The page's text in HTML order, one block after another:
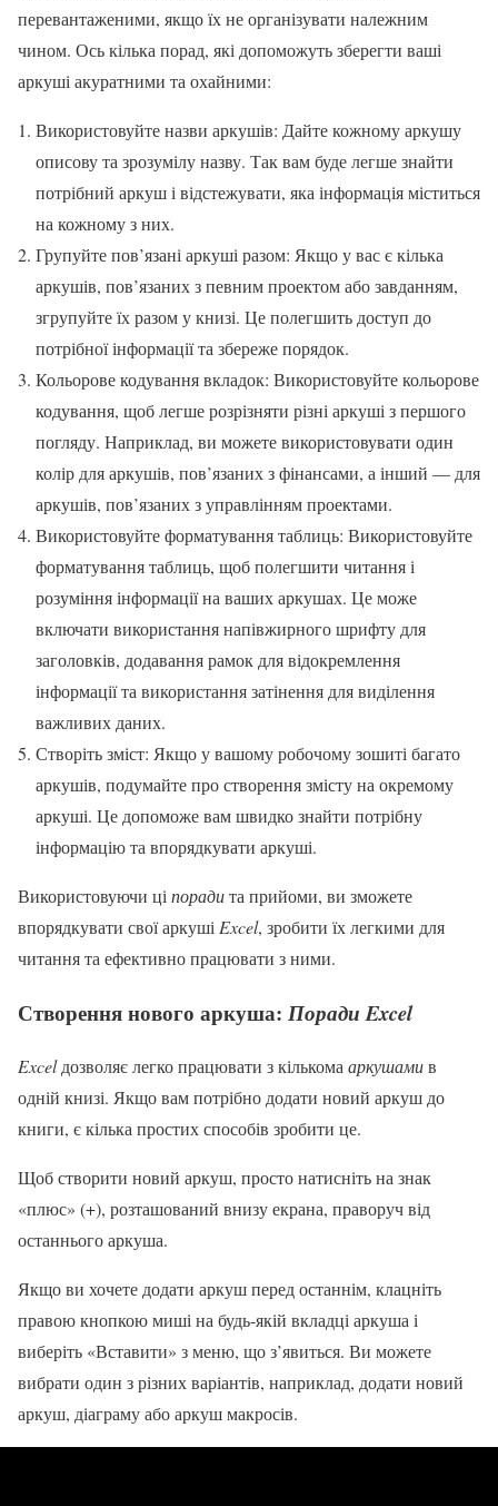
перевантаженими, якщо їх не організувати належним
чином. Ось кілька порад, які допоможуть зберегти ваші
аркуші акуратними та охайними:
Використовуйте назви аркушів: Дайте кожному аркушу
описову та зрозумілу назву. Так вам буде легше знайти
потрібний аркуш і відстежувати, яка інформація міститься
на кожному з них.
Групуйте пов’язані аркуші разом: Якщо у вас є кілька
аркушів, пов’язаних з певним проектом або завданням,
згрупуйте їх разом у книзі. Це полегшить доступ до
потрібної інформації та збереже порядок.
Кольорове кодування вкладок: Використовуйте кольорове
кодування, щоб легше розрізняти різні аркуші з першого
погляду. Наприклад, ви можете використовувати один
колір для аркушів, пов’язаних з фінансами, а інший — для
аркушів, пов’язаних з управлінням проектами.
Використовуйте форматування таблиць: Використовуйте
форматування таблиць, щоб полегшити читання і
розуміння інформації на ваших аркушах. Це може
включати використання напівжирного шрифту для
заголовків, додавання рамок для відокремлення
інформації та використання затінення для виділення
важливих даних.
Створіть зміст: Якщо у вашому робочому зошиті багато
аркушів, подумайте про створення змісту на окремому
аркуші. Це допоможе вам швидко знайти потрібну
інформацію та впорядкувати аркуші.
Використовуючи ці порадита прийоми, ви зможете
впорядкувати свої аркуші Excel, зробити їх легкими для
читання та ефективно працювати з ними.
Створення нового аркуша: Поради Excel
Excelдозволяє легко працювати з кількомааркушамив
одній книзі. Якщо вам потрібно додати новий аркуш до
книги, є кілька простих способів зробити це.
Щоб створити новий аркуш, просто натисніть на знак
«плюс» (+), розташований внизу екрана, праворуч від
останнього аркуша.
Якщо ви хочете додати аркуш перед останнім, клацніть
правою кнопкою миші на будь-якій вкладці аркуша і
виберіть «Вставити» з меню, що з’явиться. Ви можете
вибрати один з різних варіантів, наприклад, додати новий
аркуш, діаграму або аркуш макросів.